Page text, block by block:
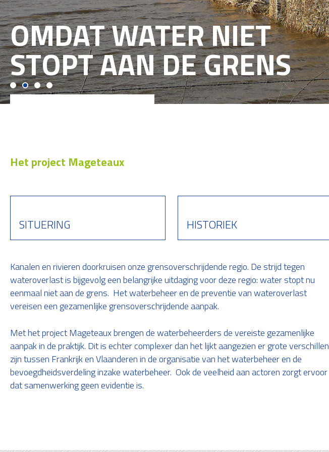
OMDAT WATER NIET
STOPT AAN DE GRENS
Het project Mageteaux
SITUERING HISTORIEK
Kanalen en rivieren doorkruisen onze grensoverschrijdende regio. De strijd tegen
wateroverlast is bijgevolg een belangrijke uitdaging voor deze regio: water stopt nu
eenmaal niet aan de grens. Het waterbeheer en de preventie van wateroverlast
vereisen een gezamenlijke grensoverschrijdende aanpak.
Met het project Mageteaux brengen de waterbeheerders de vereiste gezamenlijke
aanpak in de praktijk. Dit is echter complexer dan het lijkt aangezien er grote verschillen
zijn tussen Frankrijk en Vlaanderen in de organisatie van het waterbeheer en de
bevoegdheidsverdeling inzake waterbeheer. Ook de veelheid aan actoren zorgt ervoor
dat samenwerking geen evidentie is.